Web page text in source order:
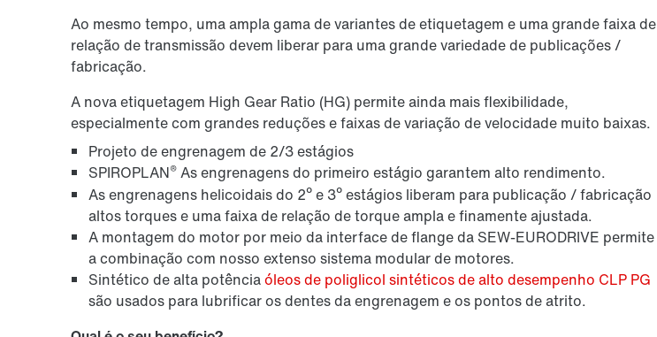
Ao mesmo tempo, uma ampla gama de variantes de etiquetagem e uma grande faixa de
relação de transmissão devem liberar para uma grande variedade de publicações /
fabricação.
A nova etiquetagem High Gear Ratio (HG) permite ainda mais flexibilidade,
especialmente com grandes reduções e faixas de variação de velocidade muito baixas.
Projeto de engrenagem de 2/3 estágios
SPIROPLAN® As engrenagens do primeiro estágio garantem alto rendimento.
As engrenagens helicoidais do 2º e 3º estágios liberam para publicação / fabricação
altos torques e uma faixa de relação de torque ampla e finamente ajustada.
A montagem do motor por meio da interface de flange da SEW-EURODRIVE permite
a combinação com nosso extenso sistema modular de motores.
Sintético de alta potênciaóleos de poliglicol sintéticos de alto desempenho CLP PG
são usados para lubrificar os dentes da engrenagem e os pontos de atrito.